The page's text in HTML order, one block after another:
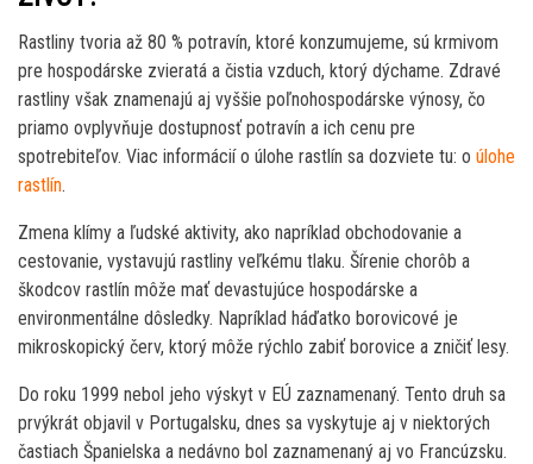
Rastliny tvoria až 80 % potravín, ktoré konzumujeme, sú krmivom
pre hospodárske zvieratá a čistia vzduch, ktorý dýchame. Zdravé
rastliny však znamenajú aj vyššie poľnohospodárske výnosy, čo
priamo ovplyvňuje dostupnosť potravín a ich cenu pre
spotrebiteľov. Viac informácií o úlohe rastlín sa dozviete tu: o úlohe
rastlín.
Zmena klímy a ľudské aktivity, ako napríklad obchodovanie a
cestovanie, vystavujú rastliny veľkému tlaku. Šírenie chorôb a
škodcov rastlín môže mať devastujúce hospodárske a
environmentálne dôsledky. Napríklad háďatko borovicové je
mikroskopický červ, ktorý môže rýchlo zabiť borovice a zničiť lesy.
Do roku 1999 nebol jeho výskyt v EÚ zaznamenaný. Tento druh sa
prvýkrát objavil v Portugalsku, dnes sa vyskytuje aj v niektorých
častiach Španielska a nedávno bol zaznamenaný aj vo Francúzsku.